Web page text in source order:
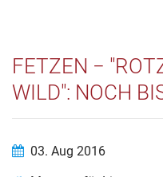
FETZEN −
WILD": NOCH
03. Aug 2016